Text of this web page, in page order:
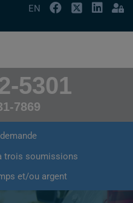
EN
5301
7869
trois soumissions
et/ou argent